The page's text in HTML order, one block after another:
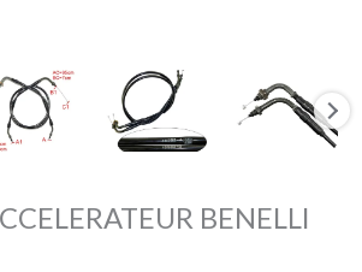
BENELLI